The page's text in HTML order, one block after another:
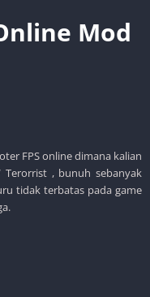
Mod
FPS online dimana kalian
, bunuh sebanyak
tidak terbatas pada game